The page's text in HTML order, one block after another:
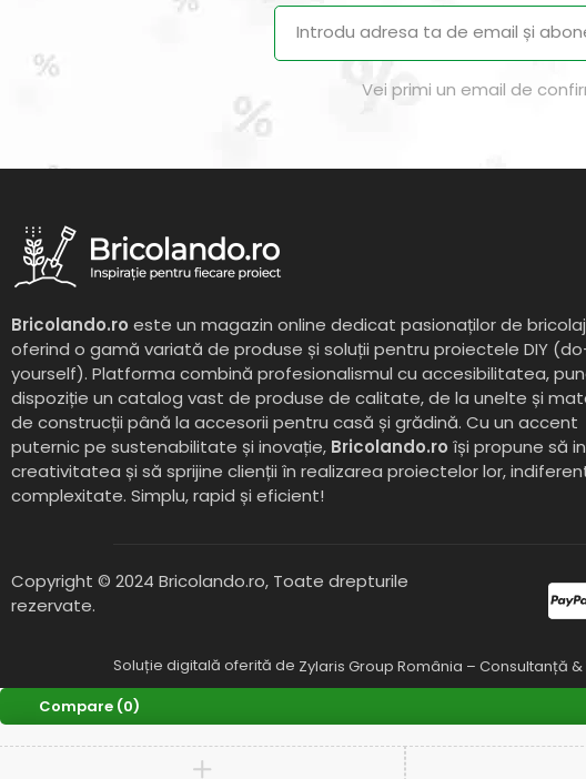
Vei primi un email de
Bricolando.ro este un magazin online dedicat pasionaților de
oferind o gamă variată de produse și soluții pentru proiectele DIY
yourself). Platforma combină profesionalismul cu accesibilitatea,
dispoziție un catalog vast de produse de calitate, de la unelte și
de construcții până la accesorii pentru casă și grădină. Cu un accent
puternic pe sustenabilitate și inovație, Bricolando.ro își propune să
creativitatea și să sprijine clienții în realizarea proiectelor lor,
complexitate. Simplu, rapid și eficient!
Copyright © 2024 Bricolando.ro, Toate drepturile
rezervate.
Soluție digitală oferită de Zylaris Group România – Consultanță
Compare (0)